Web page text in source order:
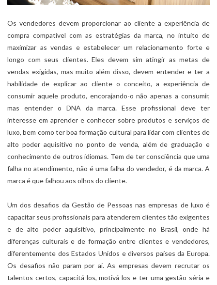
Os vendedores devem proporcionar ao cliente a experiência de
compra compatível com as estratégias da marca, no intuito de
maximizar as vendas e estabelecer um relacionamento forte e
longo com seus clientes. Eles devem sim atingir as metas de
vendas exigidas, mas muito além disso, devem entender e ter a
habilidade de explicar ao cliente o conceito, a experiência de
consumir aquele produto, encorajando-o não apenas a consumir,
mas entender o DNA da marca. Esse profissional deve ter
interesse em aprender e conhecer sobre produtos e serviços de
luxo, bem como ter boa formação cultural para lidar com clientes de
alto poder aquisitivo no ponto de venda, além de graduação e
conhecimento de outros idiomas. Tem de ter consciência que uma
falha no atendimento, não é uma falha do vendedor, é da marca. A
marca é que falhou aos olhos do cliente.
Um dos desafios da Gestão de Pessoas nas empresas de luxo é
capacitar seus profissionais para atenderem clientes tão exigentes
e de alto poder aquisitivo, principalmente no Brasil, onde há
diferenças culturais e de formação entre clientes e vendedores,
diferentemente dos Estados Unidos e diversos países da Europa.
Os desafios não param por ai. As empresas devem recrutar os
talentos certos, capacitá-los, motivá-los e ter uma gestão séria e